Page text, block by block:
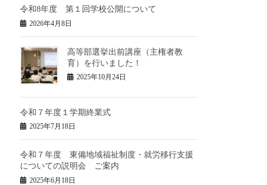
令和8年度 第１回学校公開について
2026年4月8日
高等部選挙出前講座（主権者教
育）を行いました！
2025年10月24日
令和７年度１学期終業式
2025年7月18日
令和７年度 東備地域福祉制度・就労移行支援
についての説明会 ご案内
2025年6月18日